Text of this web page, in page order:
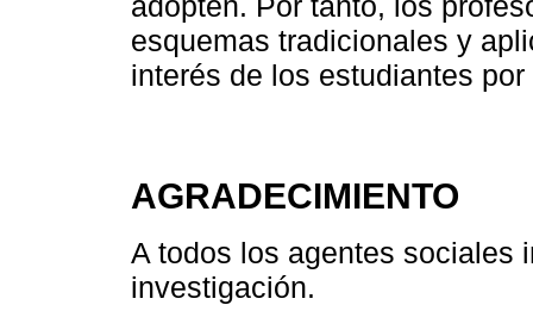
esquemas tradicionales y
interés de los estudiantes
AGRADECIMIENTO
A todos los agentes sociales
investigación.